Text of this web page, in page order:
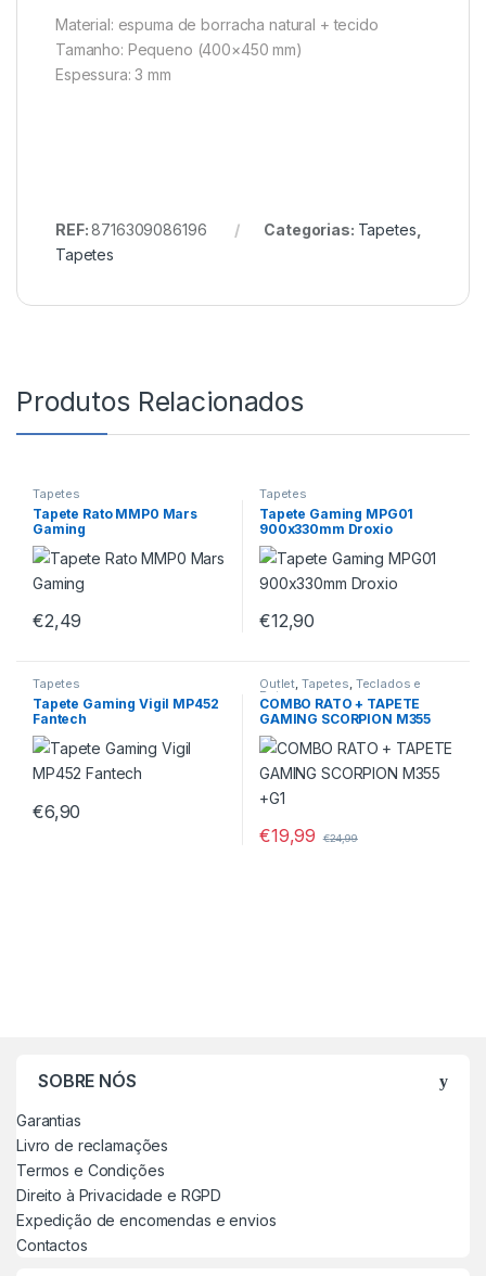
Material: espuma de borracha natural + tecido
Tamanho: Pequeno (400×450 mm)
Espessura: 3 mm
REF:8716309086196 Categorias: Tapetes
Tapetes
Produtos Relacionados
Tapetes
Tapete Rato MMP0 Mars
Gaming
€2,49
Tapetes
Tapete Gaming MPG01
900x330mm Droxio
€12,90
Tapetes
Tapete Gaming Vigil MP452
Fantech
€6,90
Outlet, Tapetes, Teclados e
Ratos
COMBO RATO + TAPETE
GAMING SCORPION M355
+G1
€19,99 €24,99
SOBRE NÓS
Garantias
Livro de reclamações
Termos e Condições
Direito à Privacidade e RGPD
Expedição de encomendas e envios
Contactos